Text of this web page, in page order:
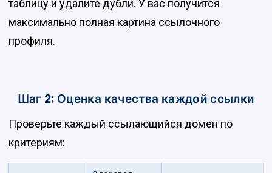
таблицу и удалите дубли. У вас получится
максимально полная картина ссылочного
профиля.
Шаг 2: Оценка качества каждой ссылки
Проверьте каждый ссылающийся домен по
критериям: